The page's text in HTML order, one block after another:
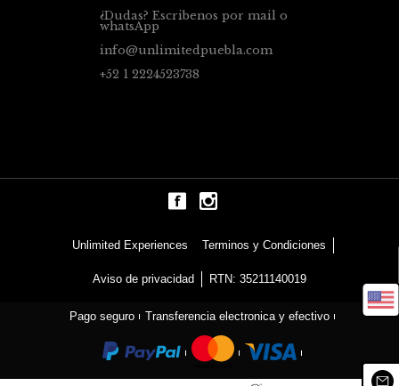
¿Dudas? Escribenos por mail o
whatsApp
info@unlimitedpuebla.com
+52 1 2224523738
Unlimited Experiences Terminos y Condiciones
Aviso de privacidad RTN: 35211140019
Pago seguro Transferencia electronica y efectivo